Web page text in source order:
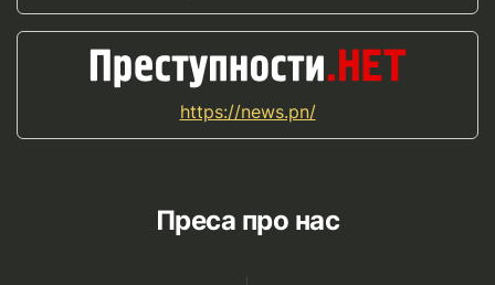
https://news.pn/
Преса про нас